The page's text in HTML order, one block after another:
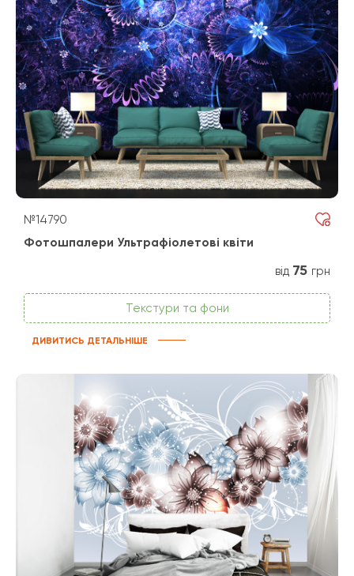
№14790
Фотошпалери Ультрафіолетові квіти
від 75 грн
Текстури та фони
ДИВИТИСЬ ДЕТАЛЬНІШЕ